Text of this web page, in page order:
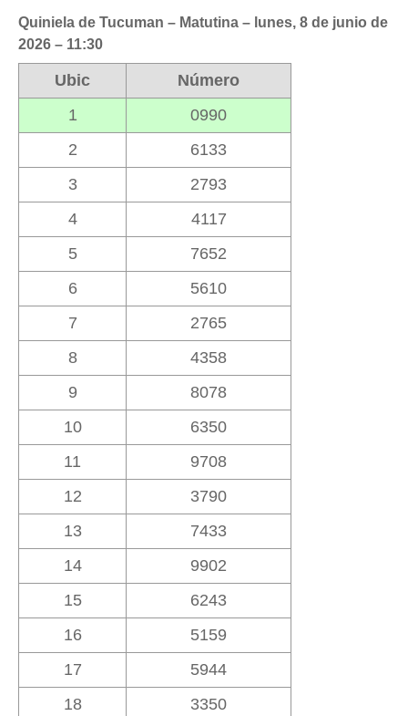
Quiniela de Tucuman – Matutina – lunes, 8 de junio de
2026 – 11:30
Ubic
Número
1
0990
2
6133
3
2793
4
4117
5
7652
6
5610
7
2765
8
4358
9
8078
10
6350
11
9708
12
3790
13
7433
14
9902
15
6243
16
5159
17
5944
18
3350